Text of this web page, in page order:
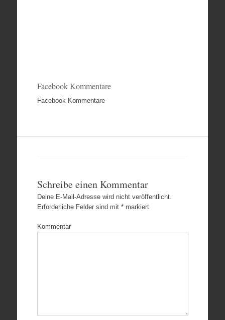
Facebook Kommentare
Facebook Kommentare
Schreibe einen Kommentar
Deine E-Mail-Adresse wird nicht veröffentlicht.
Erforderliche Felder sind mit *markiert
Kommentar